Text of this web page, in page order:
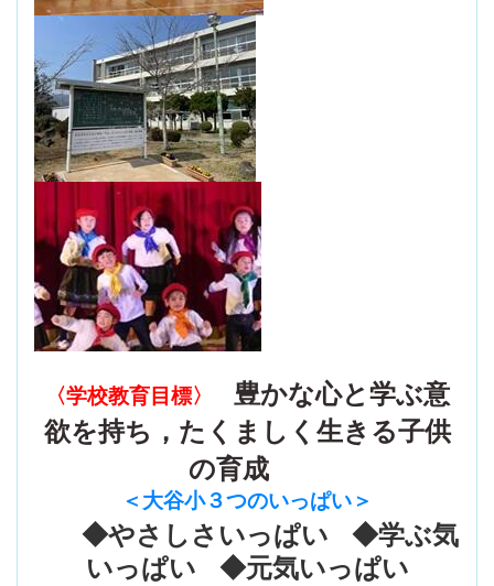
〈学校教育目標〉
豊かな心と学ぶ意
欲を持ち，たくましく生きる子供
の育成
＜大谷小３つのいっぱい＞
◆やさしさいっぱい ◆学ぶ気
いっぱい ◆元気いっぱい